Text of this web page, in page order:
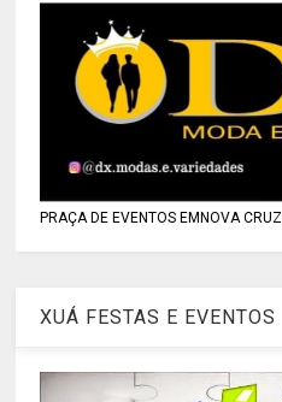
PRAÇA DE EVENTOS EMNOVA CRUZ
XUÁ FESTAS E EVENTOS